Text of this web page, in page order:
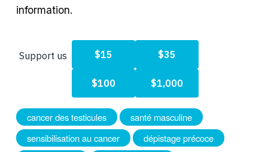
information.
cancer des testicules
santé masculine
sensibilisation au cancer
dépistage précoce